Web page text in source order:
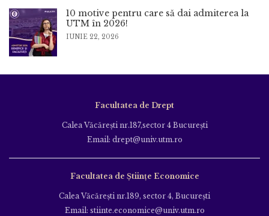
10 motive pentru care să dai admiterea la
UTM în 2026!
IUNIE 22, 2026
Facultatea de Drept
Calea Văcăreşti nr.187,sector 4 Bucureşti
Email: drept@univ.utm.ro
Facultatea de Științe Economice
Calea Văcăreşti nr.189, sector 4, Bucureşti
Email: stiinte.economice@univ.utm.ro